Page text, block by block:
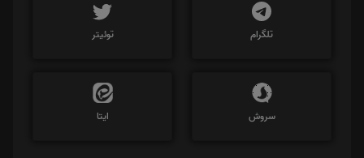
تلگرام توئیتر
سروش ایتا